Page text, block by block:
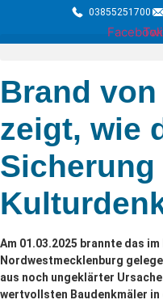
03855251700
Facebook
Brand
zeigt, wie
Am 01.03.2025 brannte das
Nordwestmecklenburg
aus noch ungeklärter
wertvollsten Baudenkmäler